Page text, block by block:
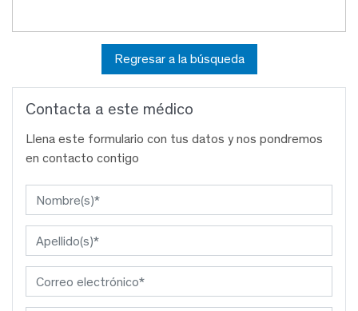
Regresar a la búsqueda
Contacta a este médico
Llena este formulario con tus datos y nos pondremos
en contacto contigo